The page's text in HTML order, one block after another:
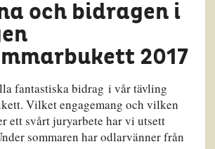
och bidragen i
2017
fantastiska bidrag i vår tävling
Vilket engagemang och vilken
ett svårt juryarbete har vi utsett
sommaren har odlarvänner från